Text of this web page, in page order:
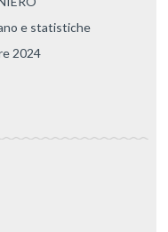
e statistiche
2024